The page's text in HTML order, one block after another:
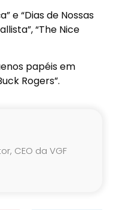
e “Dias de Nossas
“The Nice
papéis em
Rogers”.
CEO da VGF